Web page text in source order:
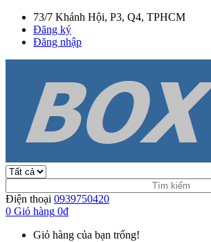
73/7 Khánh Hội, P3, Q4, TPHCM
Đăng ký
Đăng nhập
Điện thoại 0939750420
0 Giỏ hàng 0đ
Giỏ hàng của bạn trống!